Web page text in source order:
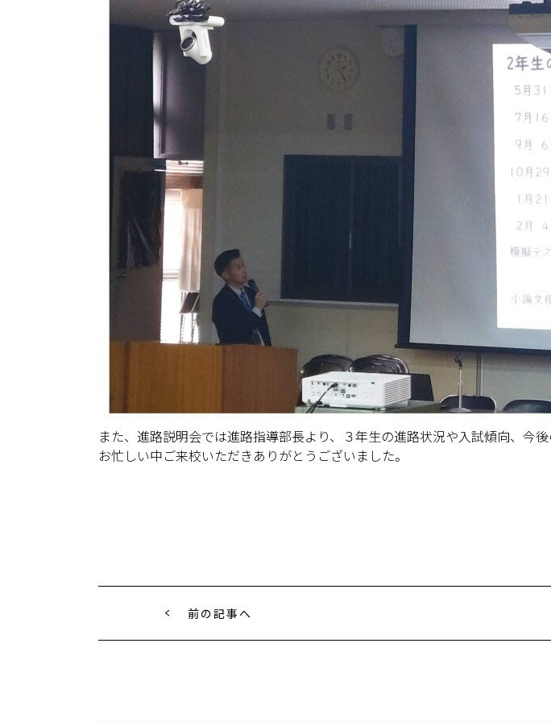
また、進路説明会では進路指導部長より、３年生の進路状況や入試傾向、今
お忙しい中ご来校いただきありがとうございました。
前の記事へ